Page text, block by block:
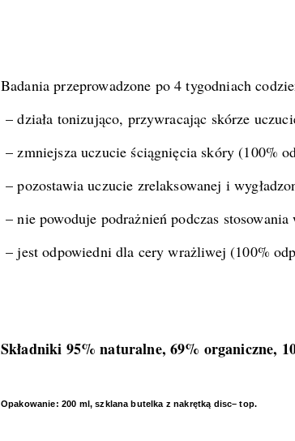
Badania przeprowadzone po 4 tygodniach
– działa tonizująco, przywracając skórze
– zmniejsza uczucie ściągnięcia skóry (100%
– pozostawia uczucie zrelaksowanej i
– nie powoduje podrażnień podczas
– jest odpowiedni dla cery wrażliwej (100%
Składniki 95% naturalne, 69% organiczne,
Opakowanie: 200 ml, szklana butelka z nakrętką disc– top.